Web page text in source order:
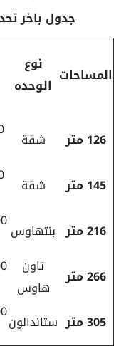
جدول باخر تحديث
المساحات
نوع
الوحده
126 متر
شقة
145 متر
شقة
216 متر
بنتهاوس
266 متر
تاون
هاوس
305 متر
ستاندالون